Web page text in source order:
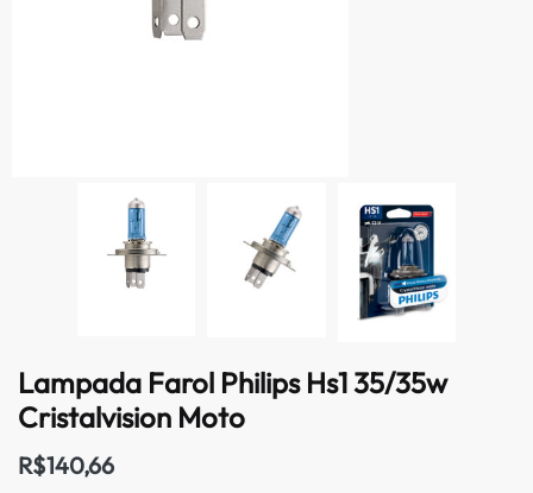
Lampada Farol Philips Hs1 35/35w
Cristalvision Moto
R$140,66